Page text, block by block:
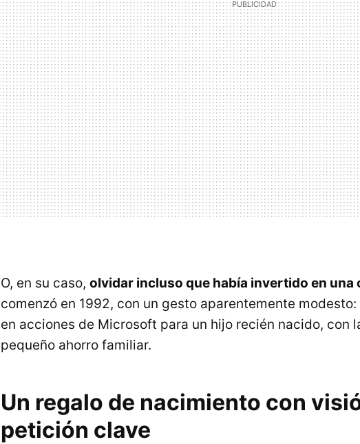
O, en su caso, olvidar incluso que había invertido en una
comenzó en 1992, con un gesto aparentemente
en acciones de Microsoft para un hijo recién nacido, con
pequeño ahorro familiar.
Un regalo de nacimiento con
petición clave